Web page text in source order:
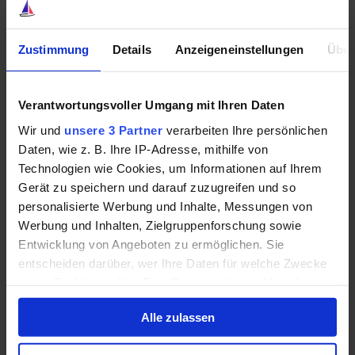
Zustimmung Details Anzeigeneinstellungen
Verantwortungsvoller Umgang mit Ihren Daten
Wir und unsere 3 Partner verarbeiten Ihre persönlichen
Daten, wie z. B. Ihre IP-Adresse, mithilfe von
Technologien wie Cookies, um Informationen auf Ihrem
Gerät zu speichern und darauf zuzugreifen und so
personalisierte Werbung und Inhalte, Messungen von
Werbung und Inhalten, Zielgruppenforschung sowie
Entwicklung von Angeboten zu ermöglichen. Sie
entscheiden darüber, wer Ihre Daten für welche Zwecke
Cookie-Erklärung oder durch Klicken auf das Privacy
Trigger Symbol ändern oder widerrufen
Alle zulassen
und Dividendenwachstum vorstellen.
erhalten übrigens derzeit eine anfängliche
Dividendenrendite von 2,34 %.
Automatic Data Processing
Kommen wir als Nächstes mit dem US-amerikanischen
UnternehmenAutomatic Data Processing(WKN:
850347) oder kurz ADP nun zur weltweiten Nummer 1
im Bereich der sogenannten
Entgeltabrechnungsdienste. Doch das Geschäft von
ADP basiert natürlich nicht nur auf
Lohnabrechnungen.
Es ist durchaus so, dass viele Betriebe auch weitere
Arbeiten gerne an den Konzern aus Roseland (New
Jersey) auslagern. Wie zum Beispiel die Suche nach